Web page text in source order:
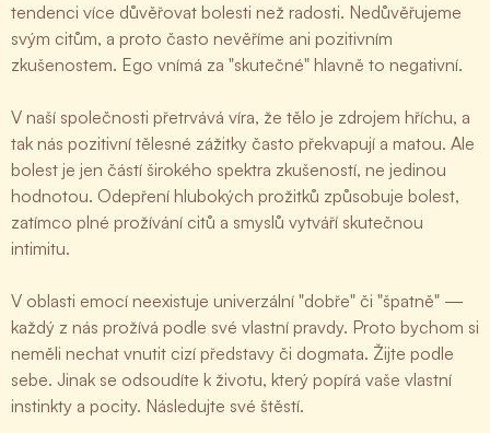
tendenci více důvěřovat bolesti než radosti. Nedůvěřujeme
svým citům, a proto často nevěříme ani pozitivním
zkušenostem. Ego vnímá za "skutečné" hlavně to negativní.
V naší společnosti přetrvává víra, že tělo je zdrojem hříchu, a
tak nás pozitivní tělesné zážitky často překvapují a matou. Ale
bolest je jen částí širokého spektra zkušeností, ne jedinou
hodnotou. Odepření hlubokých prožitků způsobuje bolest,
zatímco plné prožívání citů a smyslů vytváří skutečnou
intimitu.
V oblasti emocí neexistuje univerzální "dobře" či "špatně" —
každý z nás prožívá podle své vlastní pravdy. Proto bychom si
neměli nechat vnutit cizí představy či dogmata. Žijte podle
sebe. Jinak se odsoudíte k životu, který popírá vaše vlastní
instinkty a pocity. Následujte své štěstí.